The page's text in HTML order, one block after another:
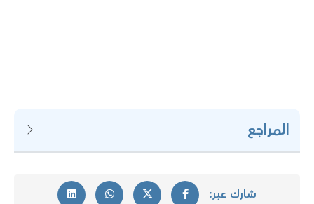
المراجع
شارك عبر: